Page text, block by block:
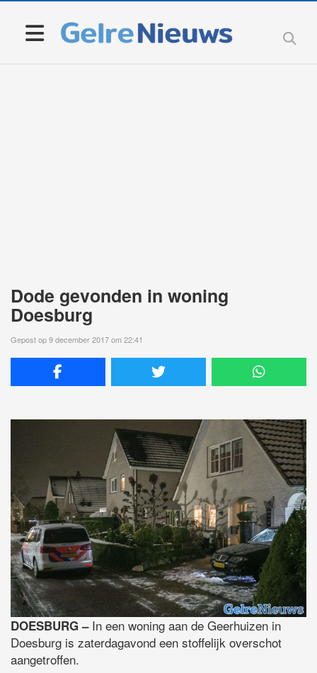
Dode gevonden in woning
Doesburg
Gepost op 9 december 2017 om 22:41
DOESBURG –In een woning aan de Geerhuizen in
Doesburg is zaterdagavond een stoffelijk overschot
aangetroffen.